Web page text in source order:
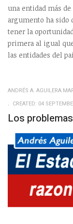
una entidad más
argumento ha sido
tener la
primera al igual
las entidades del
ANDRÉS A. AGUILERA
CREATED: 04
Los